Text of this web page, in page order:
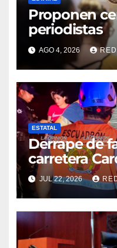
Proponen
periodistas
AGO 4, 2026
ESTATAL
Derrape de
carretera
reaviva
de
JUL 22, 2026